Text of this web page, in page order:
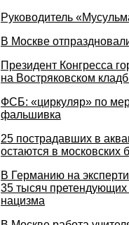
Руководитель
В Москве
Президент Конгресса
на Востряковском
ФСБ: «циркуляр» по
фальшивка
25 пострадавших в
остаются в московских
В Германию на
35 тысяч
нацизма